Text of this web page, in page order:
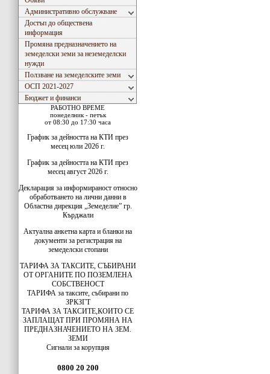
Административно обслужване
Достъп до обществена
информация
Промяна предназначението на
земеделски земи за неземеделски
нужди
Ползване на земеделските земи
ОСП 2021-2027
Бюджет и финанси
РАБОТНО ВРЕМЕ
понеделник - петък
от 08:30 до 17:30 часа
График за дейността на КТИ през
месец юли 2026 г.
График за дейността на КТИ през
месец август 2026 г.
Декларация за информираност относно
обработването на лични данни в
Областна дирекция „Земеделие” гр.
Кърджали
Актуална анкетна карта и бланки на
документи за регистрация на
земеделски стопани
ТАРИФА ЗА ТАКСИТЕ, СЪБИРАНИ
ОТ ОРГАНИТЕ ПО ПОЗЕМЛЕНА
СОБСТВЕНОСТ
ТАРИФА за таксите, събирани по
ЗРКЗГТ
ТАРИФА ЗА ТАКСИТЕ,КОИТО СЕ
ЗАПЛАЩАТ ПРИ ПРОМЯНА НА
ПРЕДНАЗНАЧЕНИЕТО НА ЗЕМ.
ЗЕМИ
Сигнали за корупция
0800 20 200